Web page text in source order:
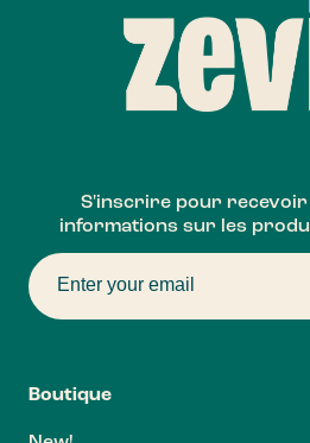
Boutique
S'inscrire pour recevoir
informations sur les